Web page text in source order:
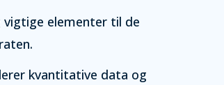
vigtige elementer til de
kvantitative data og